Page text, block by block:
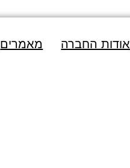
אודות החברה מאמרים